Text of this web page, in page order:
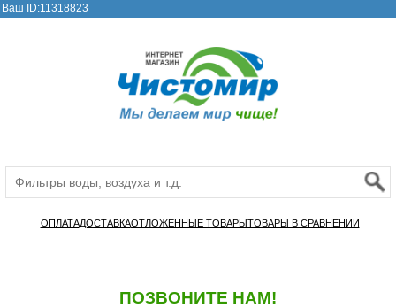
Ваш ID:11318823
ОПЛАТАДОСТАВКАОТЛОЖЕННЫЕ ТОВАРЫТОВАРЫ В СРАВНЕНИИ
ПОЗВОНИТЕ НАМ!